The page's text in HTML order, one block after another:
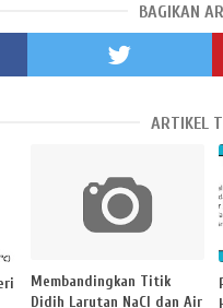
BAGIKAN
ARTIKEL
Membandingkan Titik
Didih Larutan NaCl dan Air